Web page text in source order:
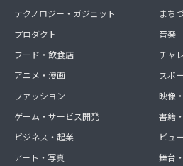
⑨提携する実店舗で委託販売を行
ら10％の割引。
オプションにあります「約束ごと(
ボタンにチェックを入れてお申し
※約束ごと(利用規約)について同意
当コミュニティを満足に楽しんで
テクノロジー・ガジェット
プロダクト
フード・飲食店
アニメ・漫画
ファッション
ゲーム・サービス開発
ビジネス・起業
アート・写真
まち
音楽
チャ
スポ
映像
書籍
ビュ
舞台